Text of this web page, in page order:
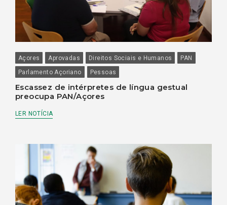
Açores Aprovadas Direitos Sociais e Humanos
PAN
Parlamento Açoriano
Pessoas
Escassez de intérpretes de língua gestual
preocupa PAN/Açores
LER NOTÍCIA